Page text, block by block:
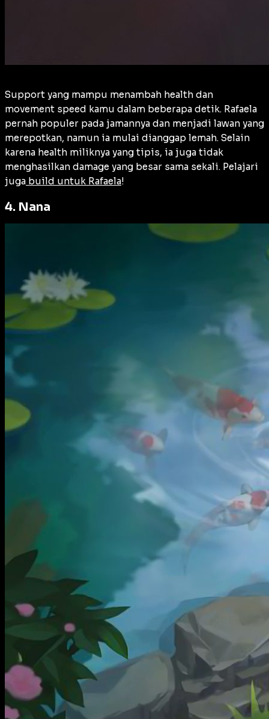
Support yang mampu menambah health dan
movement speed kamu dalam beberapa detik. Rafaela
pernah populer pada jamannya dan menjadi lawan yang
merepotkan, namun ia mulai dianggap lemah. Selain
karena health miliknya yang tipis, ia juga tidak
menghasilkan damage yang besar sama sekali. Pelajari
juga build untuk Rafaela!
4. Nana